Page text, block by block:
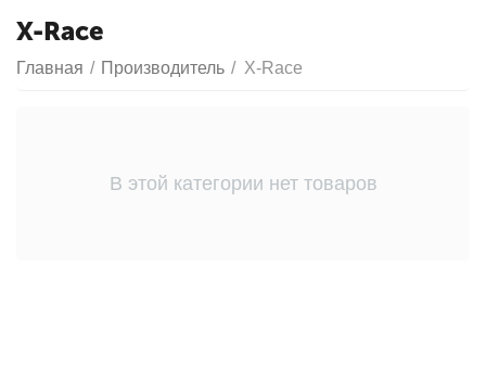
X-Race
Главная / Производитель / X-Race
В этой категории нет товаров